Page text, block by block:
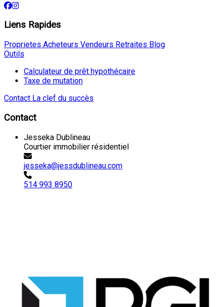
Liens Rapides
Proprietes Acheteurs Vendeurs Retraites Blog
Outils
Calculateur de prêt hypothécaire
Taxe de mutation
Contact La clef du succès
Contact
Jesseka Dublineau
Courtier immobilier résidentiel
jesseka@jessdublineau.com
514 993 8950